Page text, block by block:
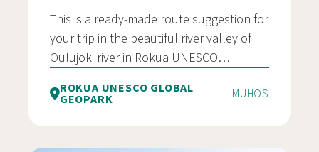
This is a ready-made route suggestion for
your trip in the beautiful river valley of
Oulujoki river in Rokua UNESCO…
ROKUA UNESCO GLOBAL
GEOPARK MUHOS